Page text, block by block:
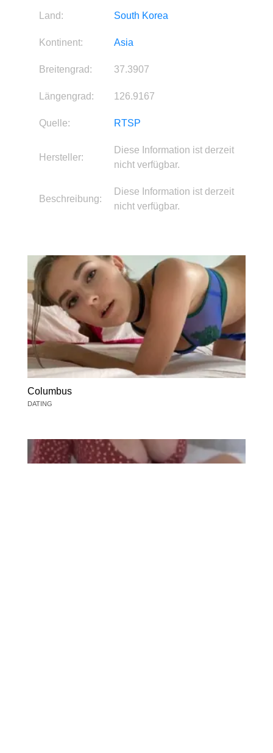
Land: South Korea
Kontinent: Asia
Breitengrad: 37.3907
Längengrad: 126.9167
Quelle: RTSP
Hersteller:
Diese Information ist derzeit
nicht verfügbar.
Beschreibung:
Diese Information ist derzeit
nicht verfügbar.
Columbus
DATING